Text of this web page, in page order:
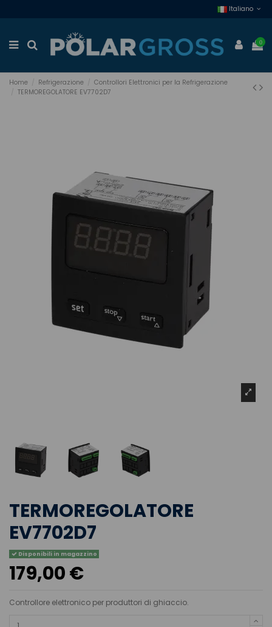
Italiano
0
Home Refrigerazione
Controllori Elettronici per la Refrigerazione
TERMOREGOLATORE EV7702D7
TERMOREGOLATORE
EV7702D7
Disponibili in magazzino
179,00 €
Controllore elettronico per produttori di ghiaccio.